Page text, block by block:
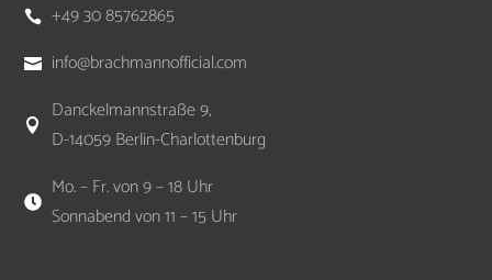
 +49 30 85762865
 info@brachmannofficial.com

Danckelmannstraße 9,
D-14059 Berlin-Charlottenburg

Mo. – Fr. von 9 – 18 Uhr
Sonnabend von 11 – 15 Uhr